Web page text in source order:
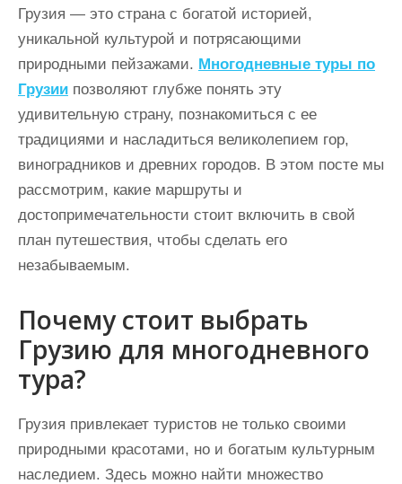
Грузия — это страна с богатой историей,
уникальной культурой и потрясающими
природными пейзажами. Многодневные туры по
Грузии позволяют глубже понять эту
удивительную страну, познакомиться с ее
традициями и насладиться великолепием гор,
виноградников и древних городов. В этом посте мы
рассмотрим, какие маршруты и
достопримечательности стоит включить в свой
план путешествия, чтобы сделать его
незабываемым.
Почему стоит выбрать
Грузию для многодневного
тура?
Грузия привлекает туристов не только своими
природными красотами, но и богатым культурным
наследием. Здесь можно найти множество